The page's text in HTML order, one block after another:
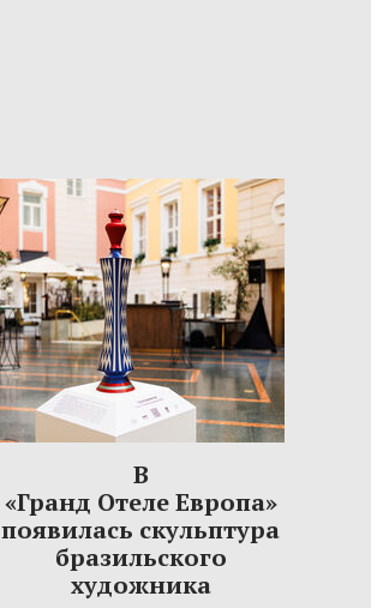
В
«Гранд Отеле Европа»
появилась скульптура
бразильского
художника